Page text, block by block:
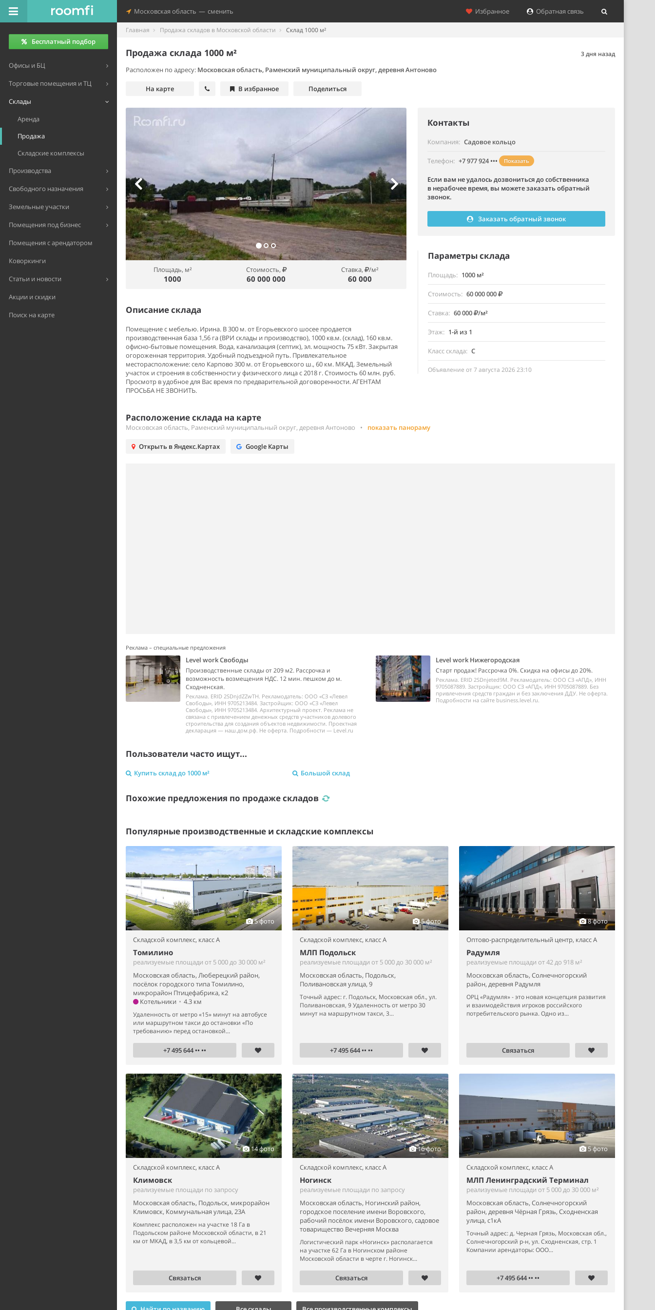
Московская область — сменить Избранное Обратная связь
Бесплатный подбор
Офисы и БЦ
Торговые помещения и ТЦ
Склады
Аренда
Продажа
Складские комплексы
Производства
Свободного назначения
Земельные участки
Помещения под бизнес
Помещения с арендатором
Коворкинги
Статьи и новости
Акции и скидки
Поиск на карте
Главная Продажа складов в Московской области Склад 1000 м²
Продажа склада 1000 м² 3 дня назад
Расположен по адресу: Московская область, Раменский муниципальный округ, деревня Антоново
На карте В избранное Поделиться
Площадь, м²
1000
Стоимость,
60 000 000
Ставка, /м²
60 000
Описание склада
Помещение с мебелью. Ирина. В 300 м. от Егорьевского шосее продается
производственная база 1,56 га (ВРИ склады и производство), 1000 кв.м. (склад), 160 кв.м.
офисно-бытовые помещения. Вода, канализация (септик), эл. мощность 75 кВт. Закрытая
огороженная территория. Удобный подъездной путь. Привлекательное
месторасположение: село Карпово 300 м. от Егорьевского ш., 60 км. МКАД. Земельный
участок и строения в собственности у физического лица с 2018 г. Стоимость 60 млн. руб.
Просмотр в удобное для Вас время по предварительной договоренности. АГЕНТАМ
ПРОСЬБА НЕ ЗВОНИТЬ.
Контакты
Компания Садовое кольцо
Телефон +7 977 924 ••• Показать
Если вам не удалось дозвониться до собственника
в нерабочее время, вы можете заказать обратный
звонок.
Заказать обратный звонок
Параметры склада
Площадь 1000 м²
Стоимость 60 000 000
Ставка 60 000 /м²
Этаж 1-й из 1
Класс склада C
Объявление от 7 августа 2026 23:10
Расположение склада на карте
Московская область, Раменский муниципальный округ, деревня Антоново • показать панораму
Открыть в Яндекс.Картах Google Карты
Реклама – специальные предложения
Level work Свободы
Производственные склады от 209 м2. Рассрочка и
возможность возмещения НДС. 12 мин. пешком до м.
Сходненская.
Реклама. ERID 2SDnjdZZwTH. Рекламодатель: ООО «СЗ «Левел
Свободы», ИНН 9705213484. Застройщик: ООО «СЗ «Левел
Свободы», ИНН 9705213484. Архитектурный проект. Реклама не
связана с привлечением денежных средств участников долевого
строительства для создания объектов недвижимости. Проектная
декларация — наш.дом.рф. Не оферта. Подробности — Level.ru
Level work Нижегородская
Старт продаж! Рассрочка 0%. Скидка на офисы до 20%.
Реклама. ERID 2SDnjeted9M. Рекламодатель: ООО СЗ «АПД», ИНН
9705087889. Застройщик: ООО СЗ «АПД», ИНН 9705087889. Без
привлечения средств граждан и без заключения ДДУ. Не оферта.
Подробности на сайте business.level.ru.
Пользователи часто ищут...
Купить склад до 1000 м² Большой склад
Похожие предложения по продаже складов
Популярные производственные и складские комплексы
5 фото
Складской комплекс, класс A
Томилино
реализуемые площади от 5 000 до 30 000 м²
Московская область, Люберецкий район,
посёлок городского типа Томилино,
микрорайон Птицефабрика, к2
Котельники • 4.3 км
Удаленность от метро «15» минут на автобусе
или маршрутном такси до остановки «По
требованию» перед остановкой...
+7 495 644 •• ••
5 фото
Складской комплекс, класс A
МЛП Подольск
реализуемые площади от 5 000 до 30 000 м²
Московская область, Подольск,
Поливановская улица, 9
Точный адрес: г. Подольск, Московская обл., ул.
Поливановская, 9 Удаленность от метро 30
минут на маршрутном такси, 3...
+7 495 644 •• ••
8 фото
Оптово-распределительный центр, класс A
Радумля
реализуемые площади от 42 до 918 м²
Московская область, Солнечногорский
район, деревня Радумля
ОРЦ «Радумля» - это новая концепция развития
и взаимодействия игроков российского
потребительского рынка. Одно из...
Связаться
14 фото
Складской комплекс, класс A
Климовск
реализуемые площади по запросу
Московская область, Подольск, микрорайон
Климовск, Коммунальная улица, 23А
Комплекс расположен на участке 18 Га в
Подольском районе Московской области, в 21
км от МКАД, в 3,5 км от кольцевой...
Связаться
16 фото
Складской комплекс, класс A
Ногинск
реализуемые площади по запросу
Московская область, Ногинский район,
городское поселение имени Воровского,
рабочий посёлок имени Воровского, садовое
товарищество Вечерняя Москва
Логистический парк «Ногинск» располагается
на участке 62 Га в Ногинском районе
Московской области в черте г. Ногинск...
Связаться
5 фото
Складской комплекс, класс A
МЛП Ленинградский Терминал
реализуемые площади от 5 000 до 30 000 м²
Московская область, Солнечногорский
район, деревня Чёрная Грязь, Сходненская
улица, с1кА
Точный адрес: д. Черная Грязь, Московская обл.,
Солнечногорский р-н, ул. Сходненская, стр. 1
Компании арендаторы: ООО...
+7 495 644 •• ••